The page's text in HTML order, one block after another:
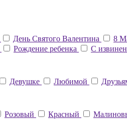
День Святого Валентина
8
Рождение ребенка С
Девушке Любимой
Розовый Красный